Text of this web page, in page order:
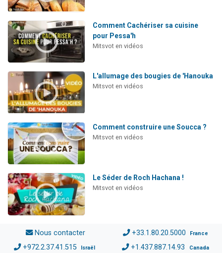
Comment Cachériser sa cuisine
pour Pessa'h
Mitsvot en vidéos
L'allumage des bougies de 'Hanouka
Mitsvot en vidéos
Comment construire une Soucca ?
Mitsvot en vidéos
Le Séder de Roch Hachana !
Mitsvot en vidéos
Nous contacter +33.1.80.20.5000 France
+972.2.37.41.515 Israël +1.437.887.14.93 Canada